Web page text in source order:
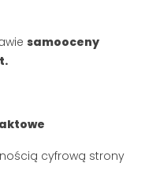
samooceny
cyfrową strony